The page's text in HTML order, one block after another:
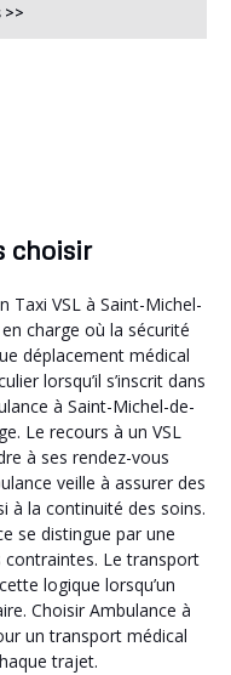
>>
choisir
Taxi VSL à Saint-Michel-
charge où la sécurité
déplacement médical
lorsqu’il s’inscrit dans
à Saint-Michel-de-
Le recours à un VSL
à ses rendez-vous
veille à assurer des
à la continuité des soins.
se distingue par une
contraintes. Le transport
logique lorsqu’un
Choisir Ambulance à
un transport médical
trajet.